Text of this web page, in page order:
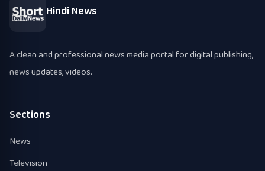
Hindi News
A clean and professional news media portal for digital publishing,
news updates, videos.
Sections
News
Television